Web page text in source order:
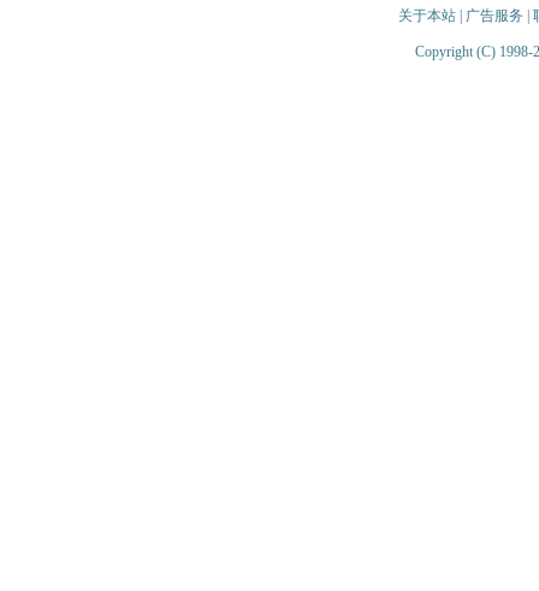
关于本站| 广告服务
Copyright (C) 1998-